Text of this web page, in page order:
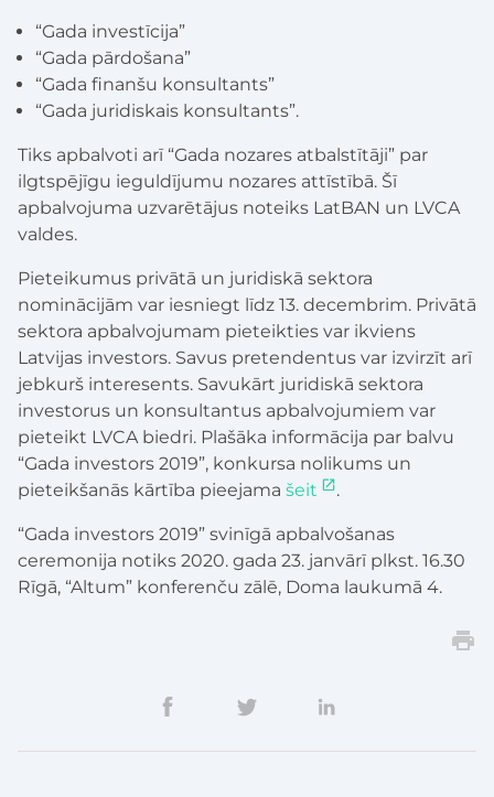
“Gada investīcija”
“Gada pārdošana”
“Gada finanšu konsultants”
“Gada juridiskais konsultants”.
Tiks apbalvoti arī “Gada nozares atbalstītāji” par
ilgtspējīgu ieguldījumu nozares attīstībā. Šī
apbalvojuma uzvarētājus noteiks LatBAN un LVCA
valdes.
Pieteikumus privātā un juridiskā sektora
nominācijām var iesniegt līdz 13. decembrim. Privātā
sektora apbalvojumam pieteikties var ikviens
Latvijas investors. Savus pretendentus var izvirzīt arī
jebkurš interesents. Savukārt juridiskā sektora
investorus un konsultantus apbalvojumiem var
pieteikt LVCA biedri. Plašāka informācija par balvu
“Gada investors 2019”, konkursa nolikums un
pieteikšanās kārtība pieejama šeit .
“Gada investors 2019” svinīgā apbalvošanas
ceremonija notiks 2020. gada 23. janvārī plkst. 16.30
Rīgā, “Altum” konferenču zālē, Doma laukumā 4.